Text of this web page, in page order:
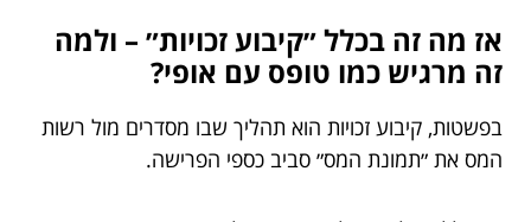
אז מה זה בכלל ״קיבוע זכויות״ – ולמה
זה מרגיש כמו טופס עם אופי?
בפשטות, קיבוע זכויות הוא תהליך שבו מסדרים מול רשות
המס את ״תמונת המס״ סביב כספי הפרישה.